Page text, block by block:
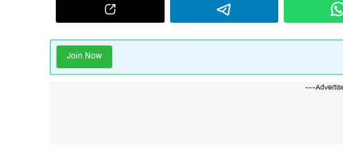
Join Now